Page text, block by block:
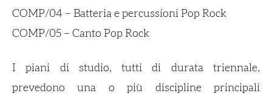
COMP/04 – Batteria e percussioni Pop Rock
COMP/05 – Canto Pop Rock
I piani di studio, tutti di durata triennale,
prevedono una o più discipline principali